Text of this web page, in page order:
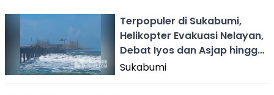
Terpopuler di Sukabumi,
Helikopter Evakuasi Nelayan,
Debat Iyos dan Asjap hingga
Joged Sadbor
Sukabumi